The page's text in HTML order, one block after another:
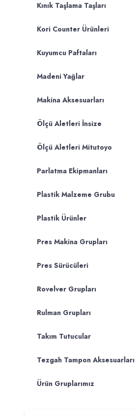
Kınık Taşlama Taşları
Kori Counter Ürünleri
Kuyumcu Paftaları
Madeni Yağlar
Makina Aksesuarları
Ölçü Aletleri İnsize
Ölçü Aletleri Mitutoyo
Parlatma Ekipmanları
Plastik Malzeme Grubu
Plastik Ürünler
Pres Makina Grupları
Pres Sürücüleri
Rovelver Grupları
Rulman Grupları
Takım Tutucular
Tezgah Tampon Aksesuarları
Ürün Gruplarımız